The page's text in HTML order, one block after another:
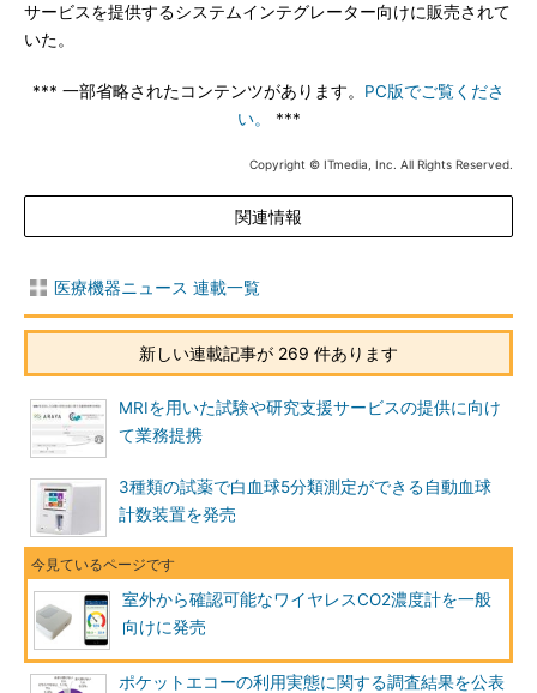
サービスを提供するシステムインテグレーター向けに販売されて
いた。
*** 一部省略されたコンテンツがあります。 PC版でご覧くださ
い。
***
Copyright © ITmedia, Inc. All Rights Reserved.
関連情報
医療機器ニュース 連載一覧
新しい連載記事が 269 件あります
MRIを用いた試験や研究支援サービスの提供に向け
て業務提携
3種類の試薬で白血球5分類測定ができる自動血球
計数装置を発売
室外から確認可能なワイヤレスCO2濃度計を一般
向けに発売
ポケットエコーの利用実態に関する調査結果を公表